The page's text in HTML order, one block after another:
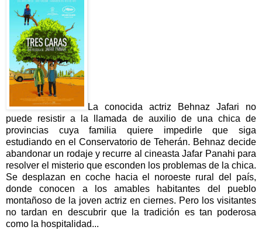
La conocida actriz Behnaz Jafari no
puede resistir a la llamada de auxilio de una chica de
provincias cuya familia quiere impedirle que siga
estudiando en el Conservatorio de Teherán. Behnaz decide
abandonar un rodaje y recurre al cineasta Jafar Panahi para
resolver el misterio que esconden los problemas de la chica.
Se desplazan en coche hacia el noroeste rural del país,
donde conocen a los amables habitantes del pueblo
montañoso de la joven actriz en ciernes. Pero los visitantes
no tardan en descubrir que la tradición es tan poderosa
como la hospitalidad...